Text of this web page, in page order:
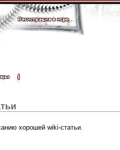
хорошей wiki-статьи.